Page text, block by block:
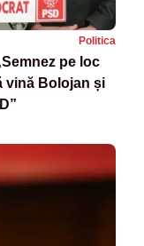
Politica
pe loc
vină Bolojan și